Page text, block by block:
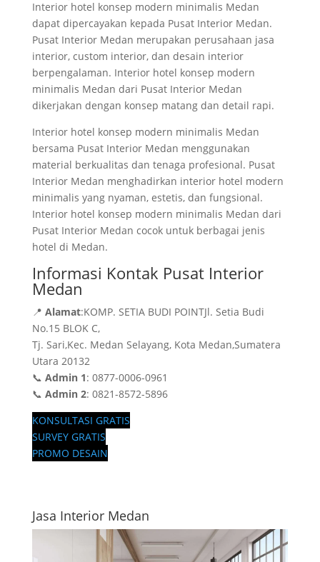
Interior hotel konsep modern minimalis Medan
dapat dipercayakan kepada Pusat Interior Medan.
Pusat Interior Medan merupakan perusahaan jasa
interior, custom interior, dan desain interior
berpengalaman. Interior hotel konsep modern
minimalis Medan dari Pusat Interior Medan
dikerjakan dengan konsep matang dan detail rapi.
Interior hotel konsep modern minimalis Medan
bersama Pusat Interior Medan menggunakan
material berkualitas dan tenaga profesional. Pusat
Interior Medan menghadirkan interior hotel modern
minimalis yang nyaman, estetis, dan fungsional.
Interior hotel konsep modern minimalis Medan dari
Pusat Interior Medan cocok untuk berbagai jenis
hotel di Medan.
Informasi Kontak Pusat Interior
Medan
📍 Alamat:KOMP. SETIA BUDI POINTJl. Setia Budi
No.15 BLOK C,
Tj. Sari,Kec. Medan Selayang, Kota Medan,Sumatera
Utara 20132
📞 Admin 1: 0877-0006-0961
📞 Admin 2: 0821-8572-5896
KONSULTASI GRATIS
SURVEY GRATIS
PROMO DESAIN
Jasa Interior Medan